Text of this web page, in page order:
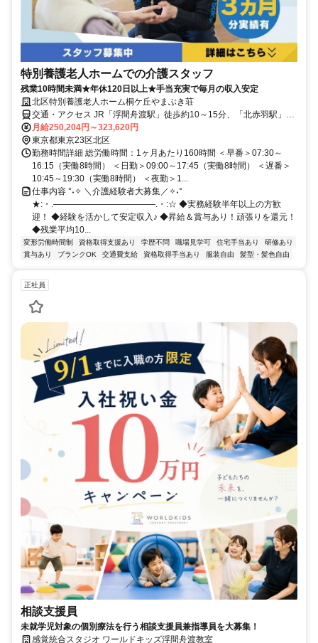
特別養護老人ホームでの介護スタッフ
残業10時間未満★年休120日以上★手当充実で毎月の収入安定
北区特別養護老人ホーム桐ケ丘やまぶき荘
交通・アクセス JR「浮間舟渡駅」徒歩約10～15分、「北赤羽駅」も
利用可能、自転車通勤OK（バイクNG）
月給250,204円～323,620円
東京都東京23区北区
勤務時間詳細 総労働時間：1ヶ月あたり160時間 ＜早番＞07:30～
16:15（実働8時間） ＜日勤＞09:00～17:45（実働8時間） ＜遅番＞
10:45～19:30（実働8時間） ＜夜勤＞1...
仕事内容 °˖✧ ＼介護経験者大募集／✧˖°
★:・.――――――――――――.・:☆ ◆実務経験半年以上の方歓
迎！ ◆経験を活かして安定収入♪ ◆昇給＆賞与あり！頑張りを還元！
◆残業平均10...
変形労働時間制 資格取得支援あり 学歴不問 職場見学可 住宅手当あり
研修あり
賞与あり
ブランクOK 交通費支給 資格取得手当あり 服装自由 髪型・髪色自由
正社員
相談支援員
未就学児対象の個別療法を行う相談支援員兼指導員を大募集！
感覚統合スタジオ ワールドキッズ浮間舟渡教室